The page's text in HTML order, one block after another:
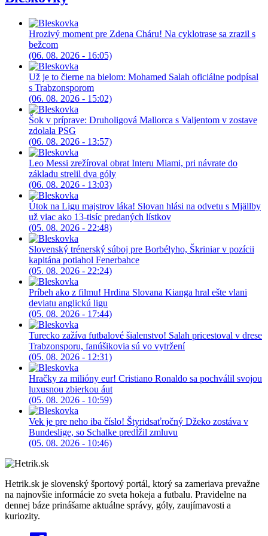
Hrozivý moment pre Zdena Cháru! Na cyklotrase sa zrazil s
bežcom
(06. 08. 2026 - 16:05)
Už je to čierne na bielom: Mohamed Salah oficiálne podpísal
s Trabzonsporom
(06. 08. 2026 - 15:02)
Šok v príprave: Druholigová Mallorca s Valjentom v zostave
zdolala PSG
(06. 08. 2026 - 13:57)
Leo Messi zrežíroval obrat Interu Miami, pri návrate do
základu strelil dva góly
(06. 08. 2026 - 13:03)
Útok na Ligu majstrov láka! Slovan hlási na odvetu s Mjällby
už viac ako 13-tisíc predaných lístkov
(05. 08. 2026 - 22:48)
Slovenský trénerský súboj pre Borbélyho, Škriniar v pozícii
kapitána potiahol Fenerbahce
(05. 08. 2026 - 22:24)
Príbeh ako z filmu! Hrdina Slovana Kianga hral ešte vlani
deviatu anglickú ligu
(05. 08. 2026 - 17:44)
Turecko zažíva futbalové šialenstvo! Salah pricestoval v drese
Trabzonsporu, fanúšikovia sú vo vytržení
(05. 08. 2026 - 12:31)
Hračky za milióny eur! Cristiano Ronaldo sa pochválil svojou
luxusnou zbierkou áut
(05. 08. 2026 - 10:59)
Vek je pre neho iba číslo! Štyridsaťročný Džeko zostáva v
Bundeslige, so Schalke predĺžil zmluvu
(05. 08. 2026 - 10:46)
Hetrik.sk je slovenský športový portál, ktorý sa zameriava prevažne
na najnovšie informácie zo sveta hokeja a futbalu. Pravidelne na
dennej báze prinášame aktuálne správy, góly, zaujímavosti a
kuriozity.